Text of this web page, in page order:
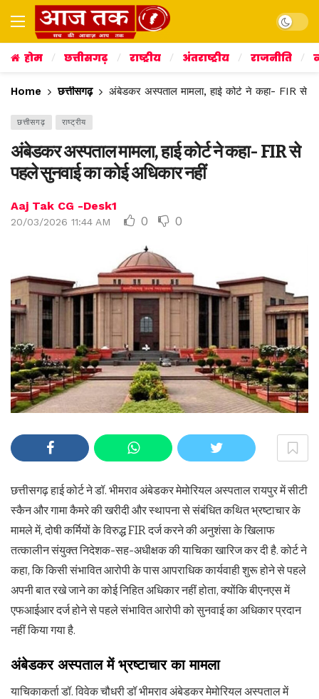
Dark
होम छत्तीसगढ़ राष्ट्रीय अंतराष्ट्रीय राजनीति
Home छत्तीसगढ़ अंबेडकर अस्पताल मामला, हाई कोर्ट ने कहा- FIR से
छत्तीसगढ़ राष्ट्रीय
अंबेडकर अस्पताल मामला, हाई कोर्ट ने कहा- FIR से
पहले सुनवाई का कोई अधिकार नहीं
Aaj Tak CG -Desk1
20/03/2026 11:44 AM 0 0
छत्तीसगढ़ हाई कोर्ट ने डॉ. भीमराव अंबेडकर मेमोरियल अस्पताल रायपुर में सीटी
स्कैन और गामा कैमरे की खरीदी और स्थापना से संबंधित कथित भ्रष्टाचार के
मामले में, दोषी कर्मियों के विरुद्ध FIR दर्ज करने की अनुशंसा के खिलाफ
तत्कालीन संयुक्त निदेशक-सह-अधीक्षक की याचिका खारिज कर दी है. कोर्ट ने
कहा, कि किसी संभावित आरोपी के पास आपराधिक कार्यवाही शुरू होने से पहले
अपनी बात रखे जाने का कोई निहित अधिकार नहीं होता, क्योंकि बीएनएस में
एफआईआर दर्ज होने से पहले संभावित आरोपी को सुनवाई का अधिकार प्रदान
नहीं किया गया है.
अंबेडकर अस्पताल में भ्रष्टाचार का मामला
याचिकाकर्ता डॉ. विवेक चौधरी डॉ भीमराव अंबेडकर मेमोरियल अस्पताल में